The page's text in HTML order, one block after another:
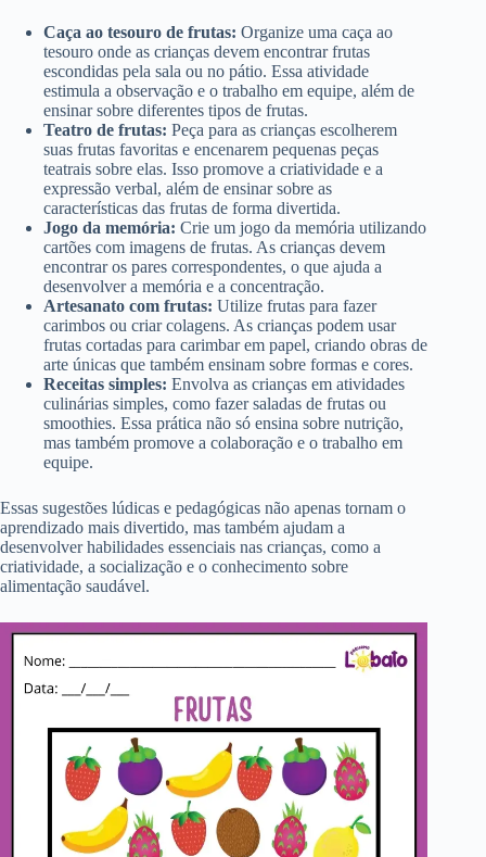
Caça ao tesouro de frutas: Organize uma caça ao
tesouro onde as crianças devem encontrar frutas
escondidas pela sala ou no pátio. Essa atividade
estimula a observação e o trabalho em equipe, além de
ensinar sobre diferentes tipos de frutas.
Teatro de frutas: Peça para as crianças escolherem
suas frutas favoritas e encenarem pequenas peças
teatrais sobre elas. Isso promove a criatividade e a
expressão verbal, além de ensinar sobre as
características das frutas de forma divertida.
Jogo da memória: Crie um jogo da memória utilizando
cartões com imagens de frutas. As crianças devem
encontrar os pares correspondentes, o que ajuda a
desenvolver a memória e a concentração.
Artesanato com frutas: Utilize frutas para fazer
carimbos ou criar colagens. As crianças podem usar
frutas cortadas para carimbar em papel, criando obras de
arte únicas que também ensinam sobre formas e cores.
Receitas simples: Envolva as crianças em atividades
culinárias simples, como fazer saladas de frutas ou
smoothies. Essa prática não só ensina sobre nutrição,
mas também promove a colaboração e o trabalho em
equipe.
Essas sugestões lúdicas e pedagógicas não apenas tornam o
aprendizado mais divertido, mas também ajudam a
desenvolver habilidades essenciais nas crianças, como a
criatividade, a socialização e o conhecimento sobre
alimentação saudável.